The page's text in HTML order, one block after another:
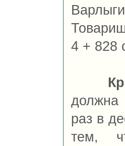
4 + 828
должна
раз в
тем,